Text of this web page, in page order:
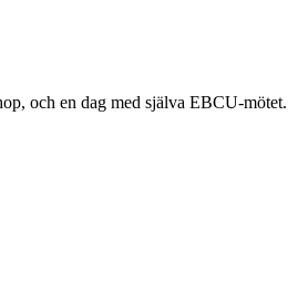
och en dag med själva EBCU-mötet.